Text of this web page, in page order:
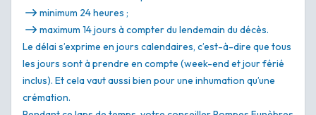
minimum 24 heures ;
maximum 14 jours à compter du lendemain du décès.
Le délai s’exprime en jours calendaires, c’est-à-dire que tous
les jours sont à prendre en compte (week-end et jour férié
inclus). Et cela vaut aussi bien pour une inhumation qu’une
crémation.